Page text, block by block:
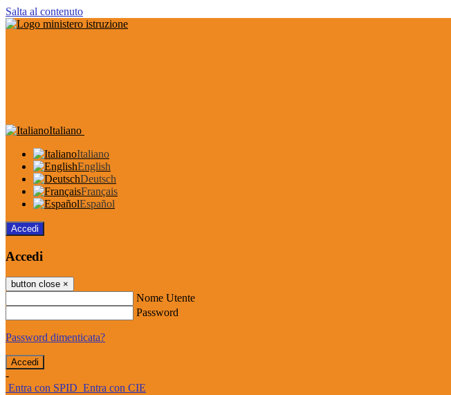
Salta al contenuto
Italiano
Italiano
English
Deutsch
Français
Español
Accedi
Accedi
button close ×
Nome Utente
Password
Password dimenticata?
-
Entra con SPID Entra con CIE